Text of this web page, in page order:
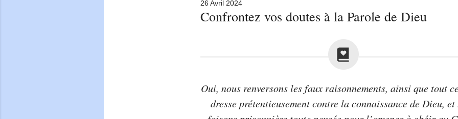
26 Avril 2024
Confrontez vos doutes à la Parole de Dieu
Oui, nous renversons les faux raisonnements, ainsi que tout
dresse prétentieusement contre la connaissance de Dieu, et